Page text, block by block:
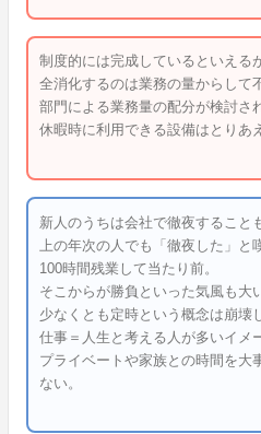
制度的には完成しているといえ
全消化するのは業務の量からして
部門による業務量の配分が検討さ
休暇時に利用できる設備はとりあ
新人のうちは会社で徹夜すること
上の年次の人でも「徹夜した」と
100時間残業して当たり前。
そこからが勝負といった気風も大
少なくとも定時という概念は崩壊
仕事＝人生と考える人が多いイメ
プライベートや家族との時間を大
ない。